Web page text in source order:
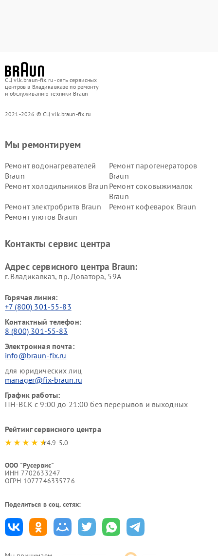
СЦ vlk.braun-fix.ru - сеть сервисных
центров в Владикавказе по ремонту
и обслуживанию техники Braun
2021-2026 © СЦ vlk.braun-fix.ru
Мы ремонтируем
Ремонт водонагревателей
Braun
Ремонт парогенераторов
Braun
Ремонт холодильников Braun Ремонт соковыжималок
Braun
Ремонт электробритв Braun
Ремонт кофеварок Braun
Ремонт утюгов Braun
Контакты сервис центра
Адрес сервисного центра Braun:
г. Владикавказ, пр. Доватора, 59А
Горячая линия:
+7 (800) 301-55-83
Контактный телефон:
8 (800) 301-55-83
Электронная почта:
info@braun-fix.ru
для юридических лиц
manager@fix-braun.ru
График работы:
ПН-ВСК с 9:00 до 21:00 без перерывов и выходных
Рейтинг сервисного центра
4.9-5.0
ООО "Русервис"
ИНН 7702633247
ОГРН 1077746335776
Поделиться в соц. сетях: